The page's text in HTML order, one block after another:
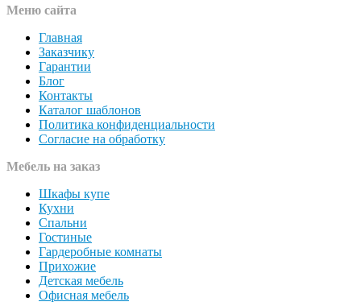
Меню сайта
Главная
Заказчику
Гарантии
Блог
Контакты
Каталог шаблонов
Политика конфиденциальности
Согласие на обработку
Мебель на заказ
Шкафы купе
Кухни
Спальни
Гостиные
Гардеробные комнаты
Прихожие
Детская мебель
Офисная мебель